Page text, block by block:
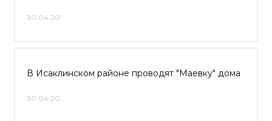
30.04.20
В Исаклинском районе проводят "Маевку" дома
30.04.20